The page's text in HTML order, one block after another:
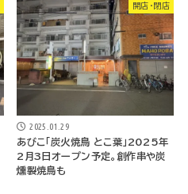
開店・閉店
2025.01.29
あびこ「炭火焼鳥 とこ葉」2025年
2月3日オープン予定。創作串や炭
燻製焼鳥も